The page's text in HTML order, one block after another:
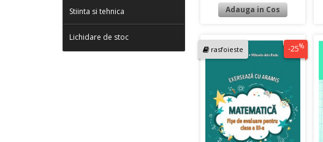
Stiinta si tehnica
Lichidare de stoc
rasfoieste -25%